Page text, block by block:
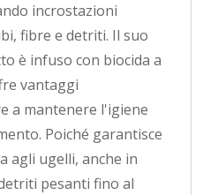
incrostazioni
fibre e detriti. Il suo
è infuso con biocida a
vantaggi
a mantenere l'igiene
Poiché garantisce
agli ugelli, anche in
pesanti fino al